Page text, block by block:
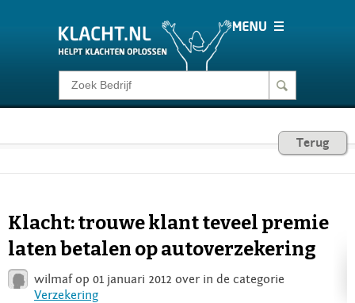
Klacht melden
Consumentenrecht
Voor Bedrijven
Login
Terug
Klacht: trouwe klant teveel premie
laten betalen op autoverzekering
wilmaf op 01 januari 2012 over in de categorie
Verzekering